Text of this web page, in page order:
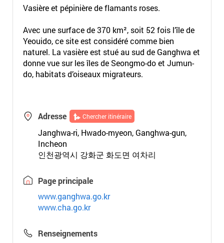
Vasière et pépinière de flamants roses.
Avec une surface de 370 km², soit 52 fois l’île de
Yeouido, ce site est considéré comme bien
naturel. La vasière est stué au sud de Ganghwa et
donne vue sur les îles de Seongmo-do et Jumun-
do, habitats d’oiseaux migrateurs.
Adresse Chercher itinéraire
Janghwa-ri, Hwado-myeon, Ganghwa-gun,
Incheon
인천광역시 강화군 화도면 여차리
Page principale
www.ganghwa.go.kr
www.cha.go.kr
Renseignements